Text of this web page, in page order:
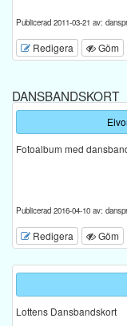
Publicerad 2011-03-21 av:
Redigera Göm
DANSBANDSKORT
Fotoalbum med
Publicerad 2016-04-10 av:
Redigera Göm
Lottens Dansbandskort